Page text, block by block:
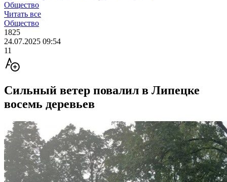
Общество
Читать все
Общество
1825
24.07.2025 09:54
11
Сильный ветер повалил в Липецке
восемь деревьев